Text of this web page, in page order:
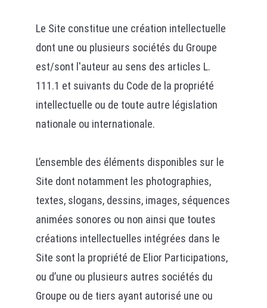
Le Site constitue une création intellectuelle
dont une ou plusieurs sociétés du Groupe
est/sont l'auteur au sens des articles L.
111.1 et suivants du Code de la propriété
intellectuelle ou de toute autre législation
nationale ou internationale.
L’ensemble des éléments disponibles sur le
Site dont notamment les photographies,
textes, slogans, dessins, images, séquences
animées sonores ou non ainsi que toutes
créations intellectuelles intégrées dans le
Site sont la propriété de Elior Participations,
ou d’une ou plusieurs autres sociétés du
Groupe ou de tiers ayant autorisé une ou